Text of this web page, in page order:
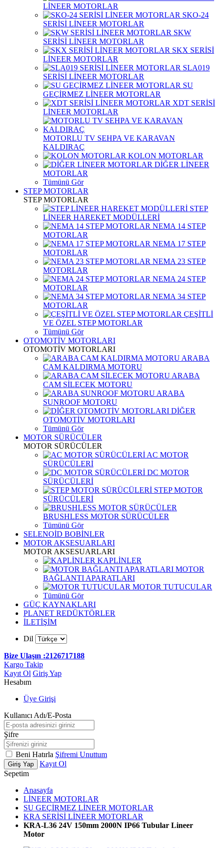
LİNEER MOTORLAR
SKO-24
SERİSİ LİNEER MOTORLAR
SKW
SERİSİ LİNEER MOTORLAR
SKX SERİSİ
LİNEER MOTORLAR
SLA019
SERİSİ LİNEER MOTORLAR
SU
GEÇİRMEZ LİNEER MOTORLAR
XDT SERİSİ
LİNEER MOTORLAR
MOTORLU TV SEHPA VE KARAVAN
KALDIRAÇ
KOLON MOTORLAR
DİĞER LİNEER
MOTORLAR
Tümünü Gör
STEP MOTORLAR
STEP MOTORLAR
STEP
LİNEER HAREKET MODÜLLERİ
NEMA 14 STEP
MOTORLAR
NEMA 17 STEP
MOTORLAR
NEMA 23 STEP
MOTORLAR
NEMA 24 STEP
MOTORLAR
NEMA 34 STEP
MOTORLAR
ÇEŞİTLİ
VE ÖZEL STEP MOTORLAR
Tümünü Gör
OTOMOTİV MOTORLARI
OTOMOTİV MOTORLARI
ARABA
CAM KALDIRMA MOTORU
ARABA
CAM SİLECEK MOTORU
ARABA
SUNROOF MOTORU
DİĞER
OTOMOTİV MOTORLARI
Tümünü Gör
MOTOR SÜRÜCÜLER
MOTOR SÜRÜCÜLER
AC MOTOR
SÜRÜCÜLERİ
DC MOTOR
SÜRÜCÜLERİ
STEP MOTOR
SÜRÜCÜLERİ
BRUSHLESS MOTOR SÜRÜCÜLER
Tümünü Gör
SELENOİD BOBİNLER
MOTOR AKSESUARLARI
MOTOR AKSESUARLARI
KAPLİNLER
MOTOR
BAĞLANTI APARATLARI
MOTOR TUTUCULAR
Tümünü Gör
GÜÇ KAYNAKLARI
PLANET REDÜKTÖRLER
İLETİŞİM
Dil
Bize Ulaşın :2126717188
Kargo Takip
Kayıt Ol Giriş Yap
Hesabım
Üye Girişi
Kullanıcı Adı/E-Posta
Şifre
Beni Hatırla Şifremi Unuttum
Giriş Yap
Kayıt Ol
Sepetim
Anasayfa
LİNEER MOTORLAR
SU GEÇİRMEZ LİNEER MOTORLAR
KRA SERİSİ LİNEER MOTORLAR
KRA-L36 24V 150mm 2000N IP66 Tubular Lineer
Motor